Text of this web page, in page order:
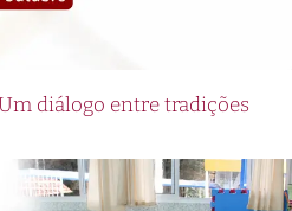
diálogo entre tradições